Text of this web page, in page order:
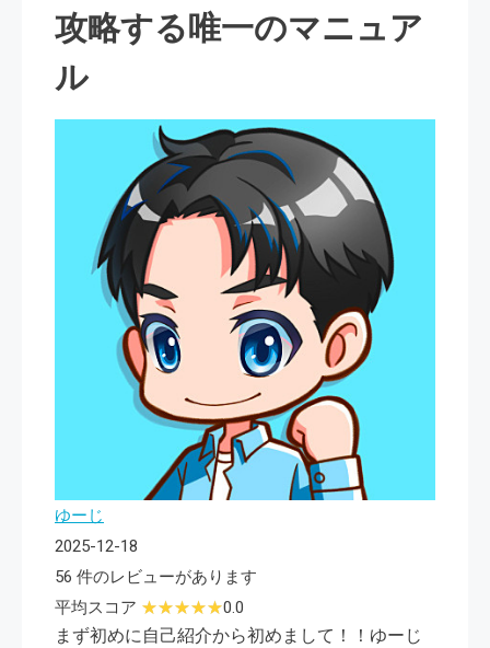
攻略する唯一のマニュア
ル
ゆーじ
2025-12-18
56 件のレビューがあります
平均スコア
0.0
まず初めに自己紹介から初めまして！！ゆーじ